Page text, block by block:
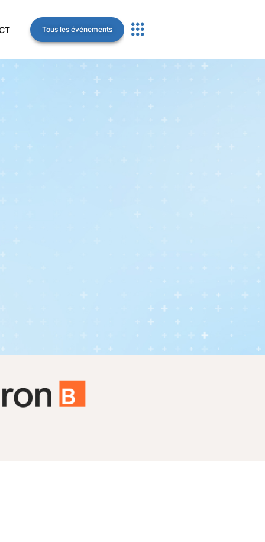
Tous les événements